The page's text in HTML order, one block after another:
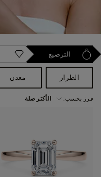
الترصيع
الطراز معدن
فرز بحسب: